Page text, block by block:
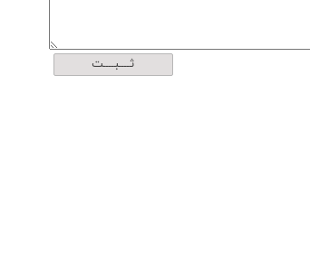
ثــــبــــت